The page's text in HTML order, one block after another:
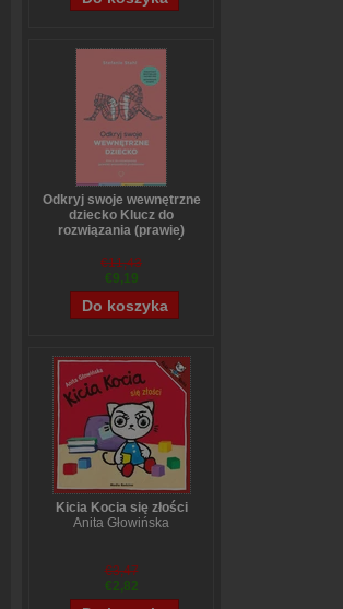
Odkryj swoje wewnętrzne
dziecko Klucz do
rozwiązania (prawie)
Stefanie Stahl
€11,43
€9,19
Kicia Kocia się złości
Anita Głowińska
€3,47
€2,82